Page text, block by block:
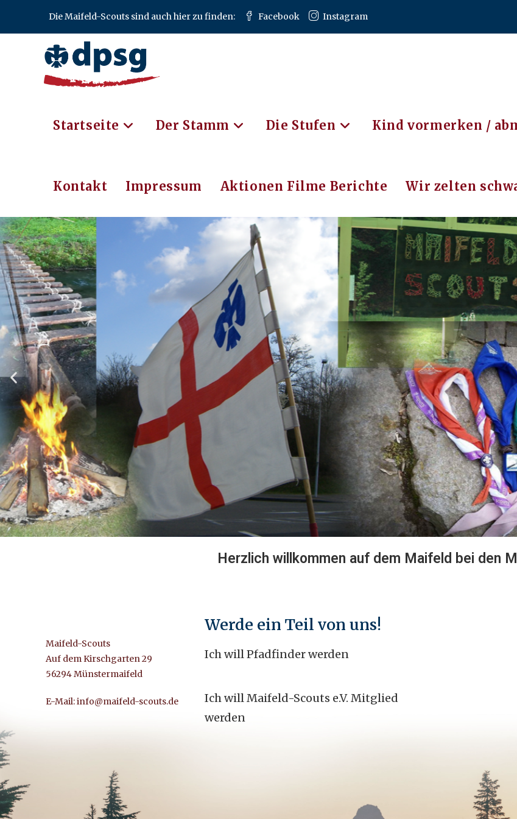
Die Maifeld-Scouts sind auch hier zu finden: Facebook Instagram
Startseite Der Stamm Die Stufen Kind vormerken /
Kontakt Impressum Aktionen Filme Berichte Wir zelten
Herzlich willkommen auf dem Maifeld bei den
Maifeld-Scouts
Auf dem Kirschgarten 29
56294 Münstermaifeld
E-Mail: info@maifeld-scouts.de
Werde ein Teil von uns!
Ich will Pfadfinder werden
Ich will Maifeld-Scouts e.V. Mitglied
werden